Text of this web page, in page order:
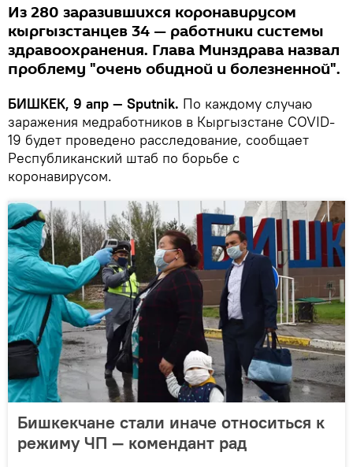
Из 280 заразившихся коронавирусом
кыргызстанцев 34 — работники системы
здравоохранения. Глава Минздрава назвал
проблему "очень обидной и болезненной".
БИШКЕК, 9 апр — Sputnik. По каждому случаю
заражения медработников в Кыргызстане COVID-
19 будет проведено расследование, сообщает
Республиканский штаб по борьбе с
коронавирусом.
Бишкекчане стали иначе относиться к
режиму ЧП — комендант рад